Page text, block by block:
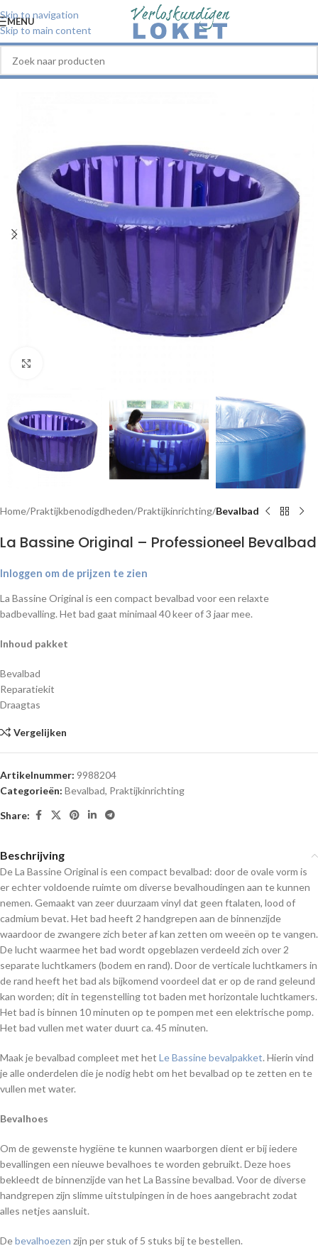
Skip to navigation
Skip to main content
MENU
Home Praktijkbenodigdheden Praktijkinrichting Bevalbad
La Bassine Original – Professioneel Bevalbad
Inloggen om de prijzen te zien
La Bassine Original is een compact bevalbad voor een relaxte
badbevalling. Het bad gaat minimaal 40 keer of 3 jaar mee.
Inhoud pakket
Bevalbad
Reparatiekit
Draagtas
Vergelijken
Artikelnummer: 9988204
Categorieën: Bevalbad, Praktijkinrichting
Share:
Beschrijving
De La Bassine Original is een compact bevalbad: door de ovale vorm is
er echter voldoende ruimte om diverse bevalhoudingen aan te kunnen
nemen. Gemaakt van zeer duurzaam vinyl dat geen ftalaten, lood of
cadmium bevat. Het bad heeft 2 handgrepen aan de binnenzijde
waardoor de zwangere zich beter af kan zetten om weeën op te vangen.
De lucht waarmee het bad wordt opgeblazen verdeeld zich over 2
separate luchtkamers (bodem en rand). Door de verticale luchtkamers in
de rand heeft het bad als bijkomend voordeel dat er op de rand geleund
kan worden; dit in tegenstelling tot baden met horizontale luchtkamers.
Het bad is binnen 10 minuten op te pompen met een elektrische pomp.
Het bad vullen met water duurt ca. 45 minuten.
Maak je bevalbad compleet met het Le Bassine bevalpakket. Hierin vind
je alle onderdelen die je nodig hebt om het bevalbad op te zetten en te
vullen met water.
Bevalhoes
Om de gewenste hygiëne te kunnen waarborgen dient er bij iedere
bevallingen een nieuwe bevalhoes te worden gebruikt. Deze hoes
bekleedt de binnenzijde van het La Bassine bevalbad. Voor de diverse
handgrepen zijn slimme uitstulpingen in de hoes aangebracht zodat
alles netjes aansluit.
Debevalhoezen zijn per stuk of 5 stuks bij te bestellen.